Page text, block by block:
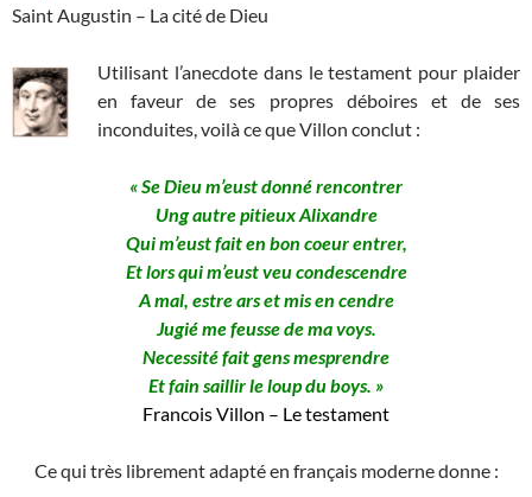
Saint Augustin – La cité de Dieu
Utilisant l’anecdote dans le testament pour plaider
en faveur de ses propres déboires et de ses
inconduites, voilà ce que Villon conclut :
« Se Dieu m’eust donné rencontrer
Ung autre pitieux Alixandre
Qui m’eust fait en bon coeur entrer,
Et lors qui m’eust veu condescendre
A mal, estre ars et mis en cendre
Jugié me feusse de ma voys.
Necessité fait gens mesprendre
Et fain saillir le loup du boys. »
Francois Villon – Le testament
Ce qui très librement adapté en français moderne donne :